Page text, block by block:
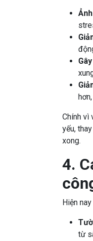
Chính vì
yếu,
xong.
4.
Hiện
từ